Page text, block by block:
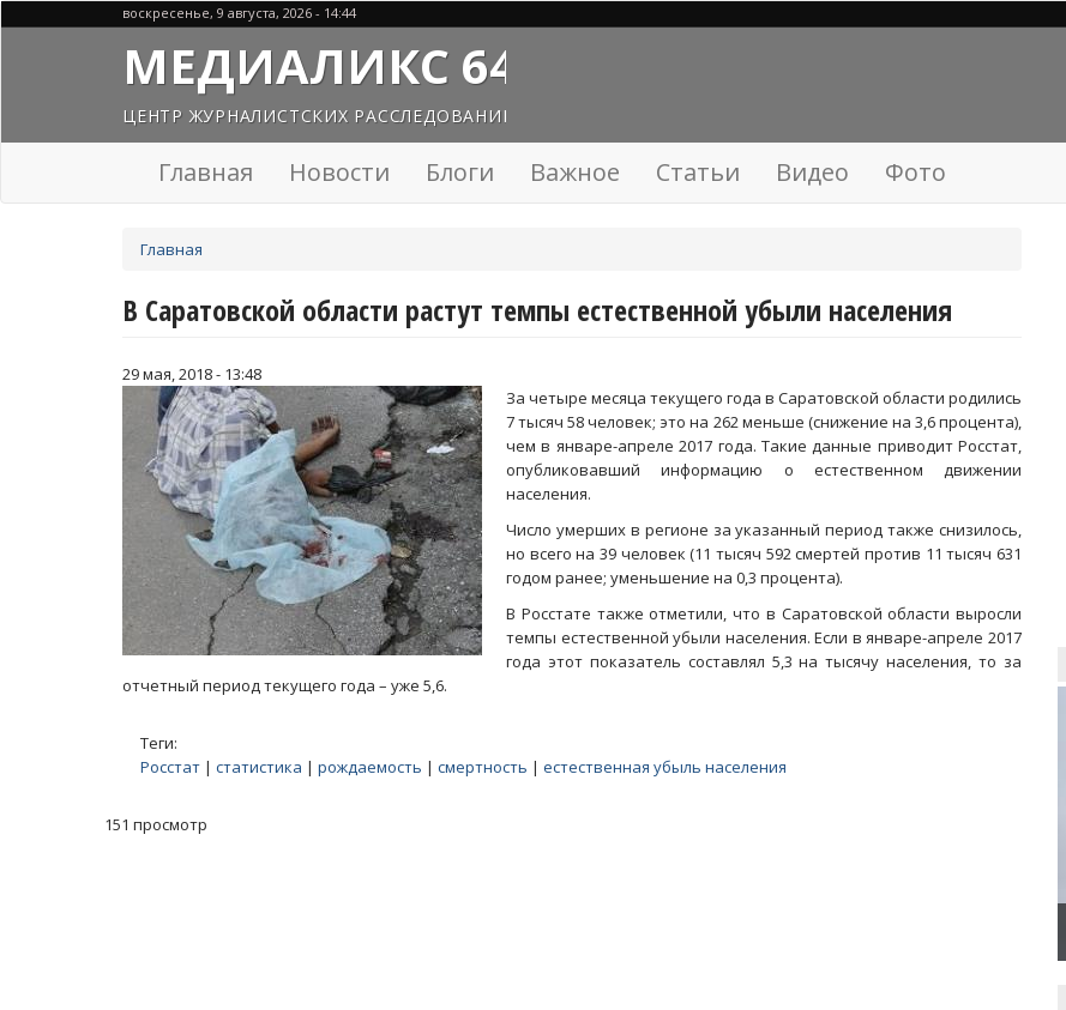
воскресенье, 9 августа, 2026 - 14:44
МЕДИАЛИКС 64
ЦЕНТР ЖУРНАЛИСТСКИХ РАССЛЕДОВАНИЙ
Главная Новости Блоги Важное Статьи Видео Фото
здесь
Главная
В Саратовской области растут темпы естественной убыли населения
29 мая, 2018 - 13:48
За четыре месяца текущего года в Саратовской области родились
7 тысяч 58 человек; это на 262 меньше (снижение на 3,6 процента),
чем в январе-апреле 2017 года. Такие данные приводит Росстат,
опубликовавший информацию о естественном движении
населения.
Число умерших в регионе за указанный период также снизилось,
но всего на 39 человек (11 тысяч 592 смертей против 11 тысяч 631
годом ранее; уменьшение на 0,3 процента).
В Росстате также отметили, что в Саратовской области выросли
темпы естественной убыли населения. Если в январе-апреле 2017
года этот показатель составлял 5,3 на тысячу населения, то за
отчетный период текущего года – уже 5,6.
Теги:
Росстат | статистика | рождаемость | смертность | естественная убыль населения
151 просмотр